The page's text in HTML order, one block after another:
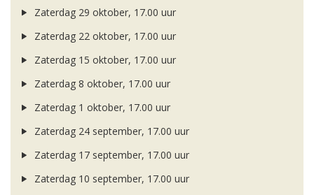
Zaterdag 29 oktober, 17.00 uur
Zaterdag 22 oktober, 17.00 uur
Zaterdag 15 oktober, 17.00 uur
Zaterdag 8 oktober, 17.00 uur
Zaterdag 1 oktober, 17.00 uur
Zaterdag 24 september, 17.00 uur
Zaterdag 17 september, 17.00 uur
Zaterdag 10 september, 17.00 uur